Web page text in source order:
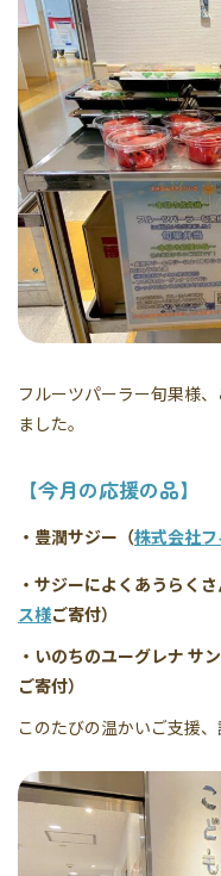
フルーツパーラー旬果様
ました。
【今月の応援の品】
・豊潤サジー（株式会社
・サジーによくあうらく
ス様ご寄付）
・いのちのユーグレナ サ
ご寄付）
このたびの温かいご支援